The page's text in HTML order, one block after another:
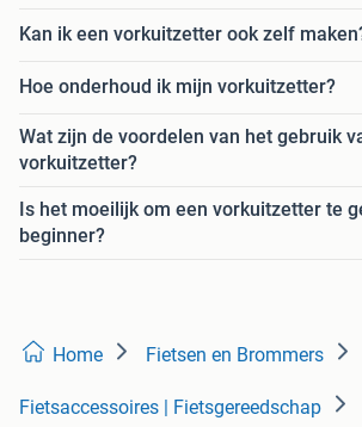
Kan ik een vorkuitzetter ook zelf
Hoe onderhoud ik mijn vorkuitzetter?
Wat zijn de voordelen van het gebruik
vorkuitzetter?
Is het moeilijk om een vorkuitzetter te
beginner?
Home Fietsen en Brommers
Fietsaccessoires | Fietsgereedschap